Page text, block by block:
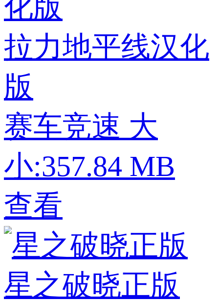
拉力地平线汉化
版
赛车竞速 大
小:357.84 MB
查看
星之破晓正版